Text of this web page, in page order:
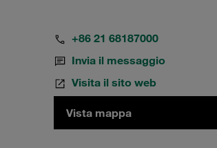
+86 21 68187000
Invia il messaggio
Visita il sito web
Vista mappa